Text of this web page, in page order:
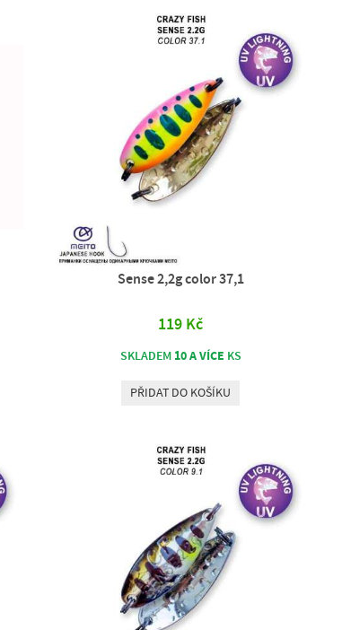
Sense 2,2g color 37,1
119 Kč
SKLADEM 10 A VÍCE KS
PŘIDAT DO KOŠÍKU